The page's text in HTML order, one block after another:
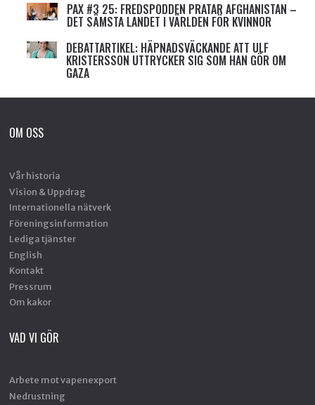
PAX #3 25: FREDSPODDEN PRATAR AFGHANISTAN –
DET SÄMSTA LANDET I VÄRLDEN FÖR KVINNOR
DEBATTARTIKEL: HÄPNADSVÄCKANDE ATT ULF
KRISTERSSON UTTRYCKER SIG SOM HAN GÖR OM
GAZA
OM OSS
Vår historia
Vision & Uppdrag
Internationella nätverk
Föreningsinformation
Lediga tjänster
English
Kontakt
Pressrum
Om kakor
VAD VI GÖR
Arbete mot vapenexport
Nedrustning